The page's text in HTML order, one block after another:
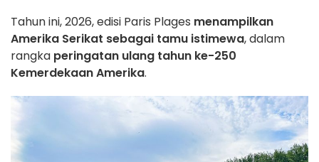
Tahun ini, 2026, edisi Paris Plages menampilkan
Amerika Serikat sebagai tamu istimewa, dalam
rangka peringatan ulang tahun ke-250
Kemerdekaan Amerika.